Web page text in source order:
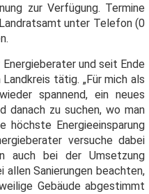
zur Verfügung. Termine
unter Telefon (0
und seit Ende
tätig. „Für mich als
spannend, ein neues
danach zu suchen, wo man
Energieeinsparung
versuche dabei
auch bei der Umsetzung
allen Sanierungen beachten,
Gebäude abgestimmt